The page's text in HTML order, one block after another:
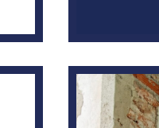
En